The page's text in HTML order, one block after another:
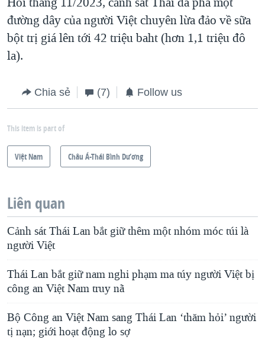
đường dây của người Việt chuyên lừa đảo về sữa
bột trị giá lên tới 42 triệu baht (hơn 1,1 triệu đô
la).
Chia sẻ (7) Follow us
This item is part of
Việt Nam Châu Á-Thái Bình Dương
Liên quan
Cảnh sát Thái Lan bắt giữ thêm một nhóm móc túi là
người Việt
Thái Lan bắt giữ nam nghi phạm ma túy người Việt bị
công an Việt Nam truy nã
Bộ Công an Việt Nam sang Thái Lan ‘thăm hỏi’ người
tị nạn; giới hoạt động lo sợ